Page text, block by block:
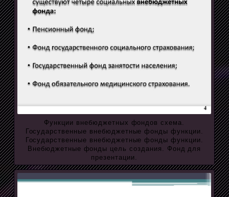
Функции внебюджетных фондов схема.
Государственные внебюджетные фонды функции.
Государственные внебюджетные фонды функции.
Внебюджетные фонды цель создания. Фонд для
презентации.